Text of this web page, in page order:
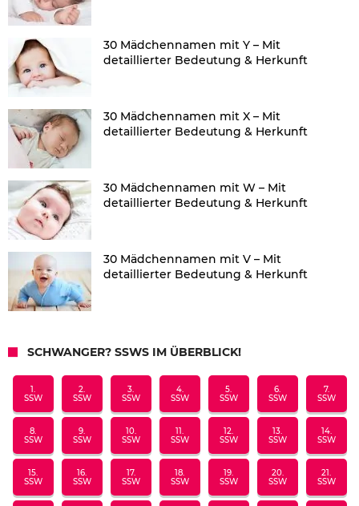
30 Mädchennamen mit Y – Mit
detaillierter Bedeutung & Herkunft
30 Mädchennamen mit X – Mit
detaillierter Bedeutung & Herkunft
30 Mädchennamen mit W – Mit
detaillierter Bedeutung & Herkunft
30 Mädchennamen mit V – Mit
detaillierter Bedeutung & Herkunft
SCHWANGER? SSWS IM ÜBERBLICK!
1.
SSW
2.
SSW
3.
SSW
4.
SSW
5.
SSW
6.
SSW
7.
SSW
8.
SSW
9.
SSW
10.
SSW
11.
SSW
12.
SSW
13.
SSW
14.
SSW
15.
SSW
16.
SSW
17.
SSW
18.
SSW
19.
SSW
20.
SSW
21.
SSW